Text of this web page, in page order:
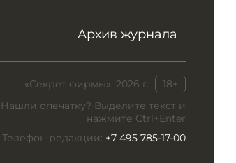
Архив журнала
«Секрет фирмы», 2026 г.
18+
Нашли опечатку? Выделите текст и
нажмите Ctrl+Enter
Телефон редакции: +7 495 785-17-00